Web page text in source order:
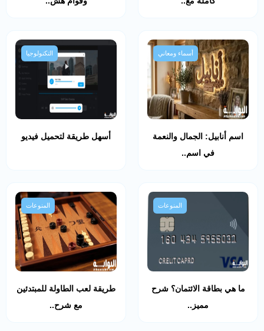
أسماء ومعاني
اسم أنابيل: الجمال والنعمة
في اسم..
التكنولوجيا
أسهل طريقة لتحميل فيديو
المنوعات
ما هي بطاقة الائتمان؟ شرح
مميز..
المنوعات
طريقة لعب الطاولة للمبتدئين
مع شرح..